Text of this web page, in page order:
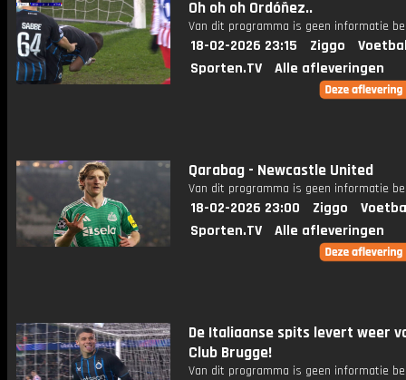
Oh oh oh Ordóñez..
Van dit programma is geen informatie
18-02-2026 23:15 Ziggo
Sporten.TV
Alle afleveringen
Qarabag - Newcastle United
Van dit programma is geen informatie
18-02-2026 23:00 Ziggo
Sporten.TV
Alle afleveringen
De Italiaanse spits levert weer
Club Brugge!
Van dit programma is geen informatie